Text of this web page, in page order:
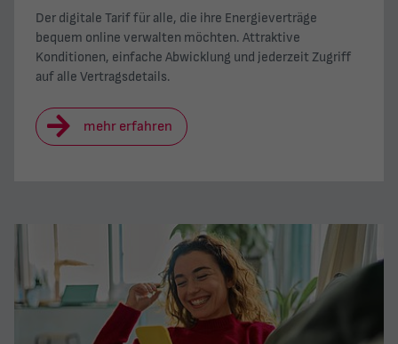
Der digitale Tarif für alle, die ihre Energieverträge
bequem online verwalten möchten. Attraktive
Konditionen, einfache Abwicklung und jederzeit Zugriff
auf alle Vertragsdetails.
mehr erfahren